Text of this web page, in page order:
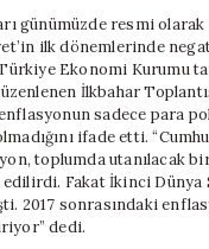
günümüzde resmi olarak
ilk dönemlerinde
Ekonomi Kurumu
İlkbahar
sadece para
ifade etti.
toplumda utanılacak
Fakat İkinci Dünya
2017 sonrasındaki
dedi.